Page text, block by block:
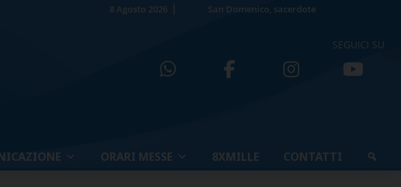
8 Agosto 2026 San Domenico, sacerdote
SEGUICI SU
ORARI MESSE 8XMILLE CONTATTI